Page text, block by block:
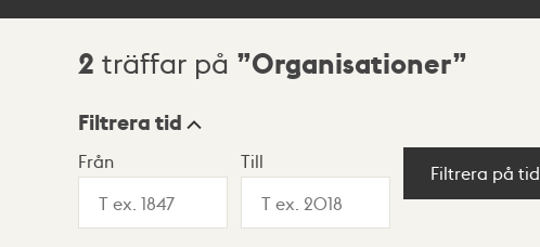
Sökresultat
2 träffar på Organisationer
Visningsläge
Filtrera tid
Från Till
Filtrera på tid